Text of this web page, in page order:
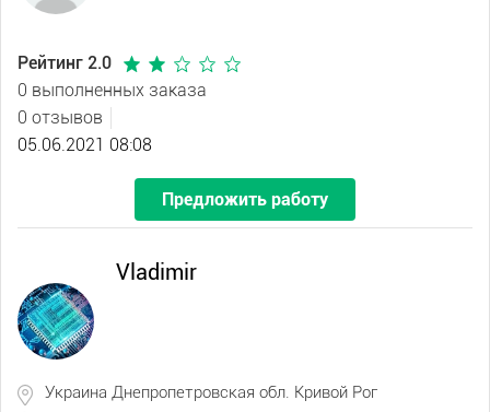
Рейтинг 2.0
0 выполненных заказа
0 отзывов
05.06.2021 08:08
Предложить работу
Vladimir
Украина Днепропетровская обл. Кривой Рог